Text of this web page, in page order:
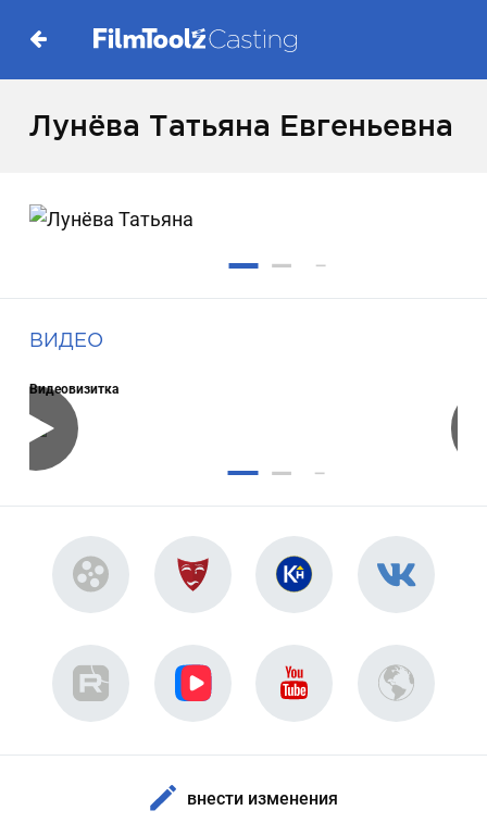
Лунёва Татьяна Евгеньевна
ВИДЕО
Видеовизитка
внести изменения